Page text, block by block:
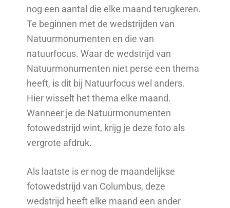
nog een aantal die elke maand terugkeren.
Te beginnen met de wedstrijden van
Natuurmonumenten en die van
natuurfocus. Waar de wedstrijd van
Natuurmonumenten niet perse een thema
heeft, is dit bij Natuurfocus wel anders.
Hier wisselt het thema elke maand.
Wanneer je de Natuurmonumenten
fotowedstrijd wint, krijg je deze foto als
vergrote afdruk.
Als laatste is er nog de maandelijkse
fotowedstrijd van Columbus, deze
wedstrijd heeft elke maand een ander